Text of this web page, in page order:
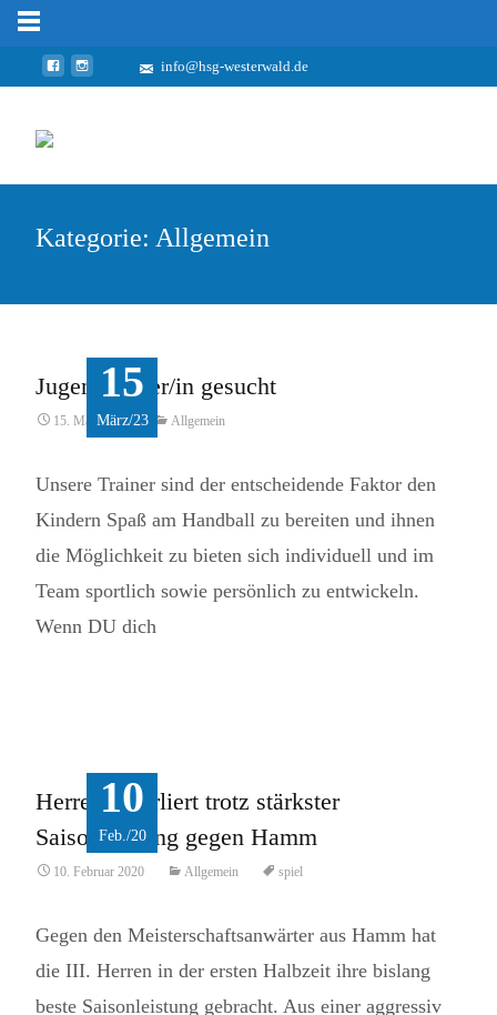
info@hsg-westerwald.de
Kategorie: Allgemein
15
März/23
Jugendtrainer/in gesucht
15. März 2023 Allgemein
Unsere Trainer sind der entscheidende Faktor den
Kindern Spaß am Handball zu bereiten und ihnen
die Möglichkeit zu bieten sich individuell und im
Team sportlich sowie persönlich zu entwickeln.
Wenn DU dich
10
Feb./20
Herren 3 verliert trotz stärkster
Saisonleistung gegen Hamm
10. Februar 2020 Allgemein spiel
Gegen den Meisterschaftsanwärter aus Hamm hat
die III. Herren in der ersten Halbzeit ihre bislang
beste Saisonleistung gebracht. Aus einer aggressiv